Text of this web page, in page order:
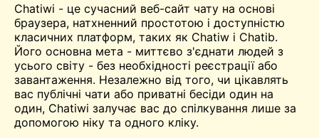
Chatiwi - це сучасний веб-сайт чату на основі
браузера, натхненний простотою і доступністю
класичних платформ, таких як Chatiw і Chatib.
Його основна мета - миттєво з'єднати людей з
усього світу - без необхідності реєстрації або
завантаження. Незалежно від того, чи цікавлять
вас публічні чати або приватні бесіди один на
один, Chatiwi залучає вас до спілкування лише за
допомогою ніку та одного кліку.